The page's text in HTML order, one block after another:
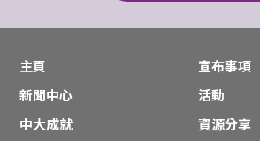
主頁
宣布事項
新聞中心
活動
中大成就
資源分享